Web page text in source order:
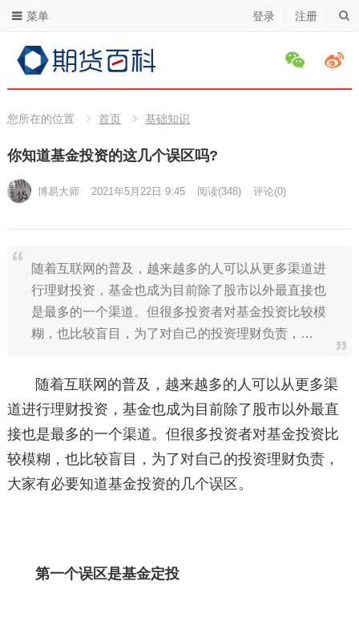
登录 注册
菜单
您所在的位置 首页 基础知识
你知道基金投资的这几个误区吗?
博易大师 2021年5月22日 9:45 阅读(348) 评论(0)
随着互联网的普及，越来越多的人可以从更多渠道进
行理财投资，基金也成为目前除了股市以外最直接也
是最多的一个渠道。但很多投资者对基金投资比较模
糊，也比较盲目，为了对自己的投资理财负责，…
随着互联网的普及，越来越多的人可以从更多渠
道进行理财投资，基金也成为目前除了股市以外最直
接也是最多的一个渠道。但很多投资者对基金投资比
较模糊，也比较盲目，为了对自己的投资理财负责，
大家有必要知道基金投资的几个误区。
第一个误区是基金定投